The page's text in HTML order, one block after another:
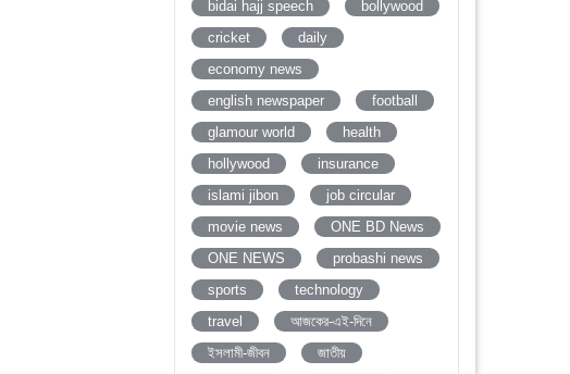
bidai hajj speech
bollywood
cricket
daily
economy news
english newspaper
football
glamour world
health
hollywood
insurance
islami jibon
job circular
movie news
ONE BD News
ONE NEWS
probashi news
sports
technology
travel
আজকের-এই-দিনে
ইসলামী-জীবন
জাতীয়